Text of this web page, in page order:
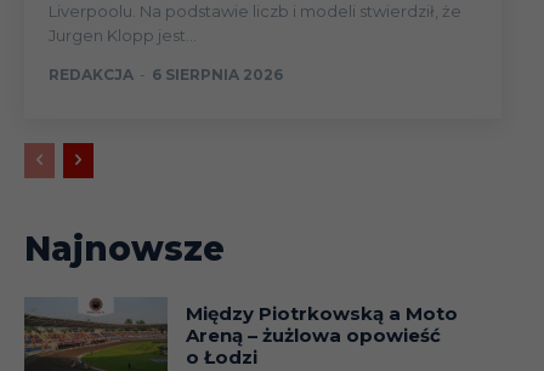
Liverpoolu. Na podstawie liczb i modeli stwierdził, że
Jurgen Klopp jest...
REDAKCJA - 6 SIERPNIA 2026
Najnowsze
Między Piotrkowską a Moto
Areną – żużlowa opowieść
o Łodzi